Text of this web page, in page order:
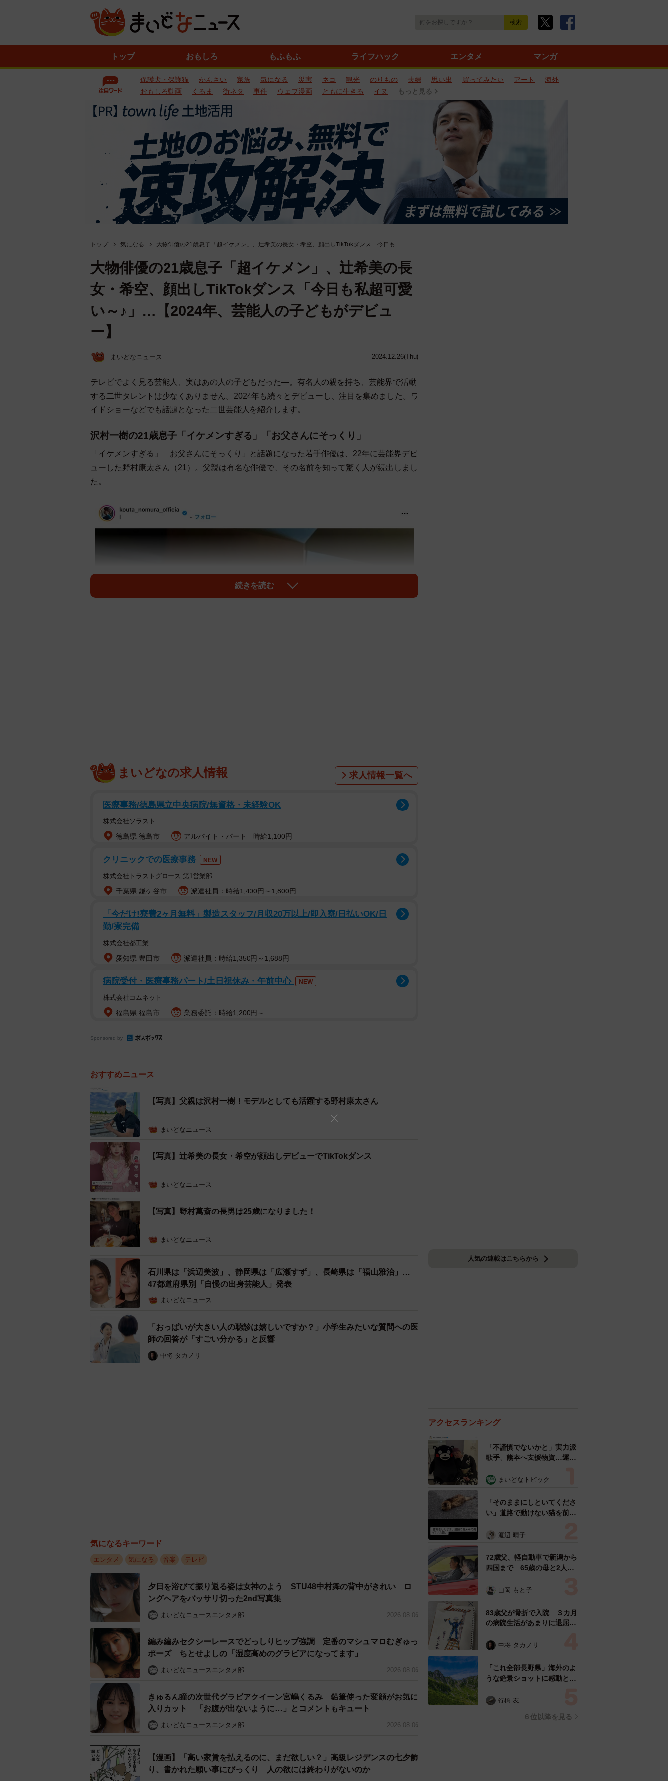
トップ おもしろ もふもふ ライフハック エンタメ マンガ
保護犬・保護猫 かんさい 家族 気になる 災害 ネコ 観光 のりもの 夫婦 思い出 買ってみたい アート
海外
おもしろ動画
くるま 街ネタ 事件 ウェブ漫画 ともに生きる イヌ もっと見る
トップ 気になる 大物俳優の21歳息子「超イケメン」、辻希美の長女・希空、顔出しTikTokダンス「今日も
2024.12.26(Thu)
大物俳優の21歳息子「超イケメン」、辻希美の長
女・希空、顔出しTikTokダンス「今日も私超可愛
い～♪」…【2024年、芸能人の子どもがデビュ
ー】
まいどなニュース
テレビでよく見る芸能人、実はあの人の子どもだった―。有名人の親を持ち、芸能界で活動
する二世タレントは少なくありません。2024年も続々とデビューし、注目を集めました。ワ
イドショーなどでも話題となった二世芸能人を紹介します。
沢村一樹の21歳息子「イケメンすぎる」「お父さんにそっくり」
「イケメンすぎる」「お父さんにそっくり」と話題になった若手俳優は、22年に芸能界デビ
ューした野村康太さん（21）。父親は有名な俳優で、その名前を知って驚く人が続出しまし
た。
1/36
野村さんは2022年に日本テレビ系のドラマ「新・信長公記～クラスメイトは戦国武将～」で
デビュー。メンズノンノ専属モデルとしても活動しています。最近では関西テレビ・フジテ
レビ系「あの子の子ども」や、テレビ東京系「夫の家庭を壊すまで」など話題作に次々と出
演。11月には初のグッズとして「野村康太2025年カレンダー」が発売されるなど、今まさ
にブレイク中です。
野村康太さん（本人の公式インスタグラムから）
続きを読む
まいどなの求人情報 求人情報一覧へ
医療事務/徳島県立中央病院/無資格・未経験OK
株式会社ソラスト
徳島県 徳島市 アルバイト・パート：時給1,100円
クリニックでの医療事務 NEW
株式会社トラストグロース 第1営業部
千葉県 鎌ケ谷市 派遣社員：時給1,400円～1,800円
「今だけ!寮費2ヶ月無料」製造スタッフ/月収20万以上/即入寮/日払いOK/日
勤/寮完備
株式会社都工業
愛知県 豊田市 派遣社員：時給1,350円～1,688円
病院受付・医療事務パート/土日祝休み・午前中心 NEW
株式会社コムネット
福島県 福島市 業務委託：時給1,200円～
Sponsored by
おすすめニュース
【写真】父親は沢村一樹！モデルとしても活躍する野村康太さん
まいどなニュース
【写真】辻希美の長女・希空が顔出しデビューでTikTokダンス
まいどなニュース
【写真】野村萬斎の長男は25歳になりました！
まいどなニュース
石川県は「浜辺美波」、静岡県は「広瀬すず」、長崎県は「福山雅治」…
47都道府県別「自慢の出身芸能人」発表
まいどなニュース
「おっぱいが大きい人の聴診は嬉しいですか？」小学生みたいな質問への医
師の回答が「すごい分かる」と反響
中将 タカノリ
気になるキーワード
エンタメ 気になる 音楽 テレビ
夕日を浴びて振り返る姿は女神のよう STU48中村舞の背中がきれい ロ
ングヘアをバッサリ切った2nd写真集
まいどなニュースエンタメ部 2026.08.06
編み編みセクシーレースでどっしりヒップ強調 定番のマシュマロむぎゅっ
ポーズ ちとせよしの「湿度高めのグラビアになってます」
まいどなニュースエンタメ部 2026.08.06
きゅるん瞳の次世代グラビアクイーン宮嶋くるみ 鉛筆使った変顔がお気に
入りカット 「お腹が出ないように…」とコメントもキュート
まいどなニュースエンタメ部 2026.08.06
【漫画】「高い家賃を払えるのに、まだ欲しい？」高級レジデンスの七夕飾
り、書かれた願い事にびっくり 人の欲には終わりがないのか
人気の連載はこちらから
アクセスランキング
「不謹慎でないかと」実力派
歌手、熊本へ支援物資…運搬
めらい 「痛いほど伝わる」
まいどなトピック
「そのままにしといてくださ
い」道路で動けない猫を前に
ようとした4日間 「命の重
表の訴え
渡辺 晴子
72歳父、軽自動車で新潟から
四国まで 65歳の母と2人で
憩まで分刻み… 「大学生で
山岡 もと子
83歳父が骨折で入院 ３カ月
の病院生活があまりに退屈で
い！」→スケッチブックを見
すよ…」
中将 タカノリ
「これ全部長野県」海外のよ
うな絶景ショットに感動と反
ったんだって気づいた」
行橋 友
６位以降を見る